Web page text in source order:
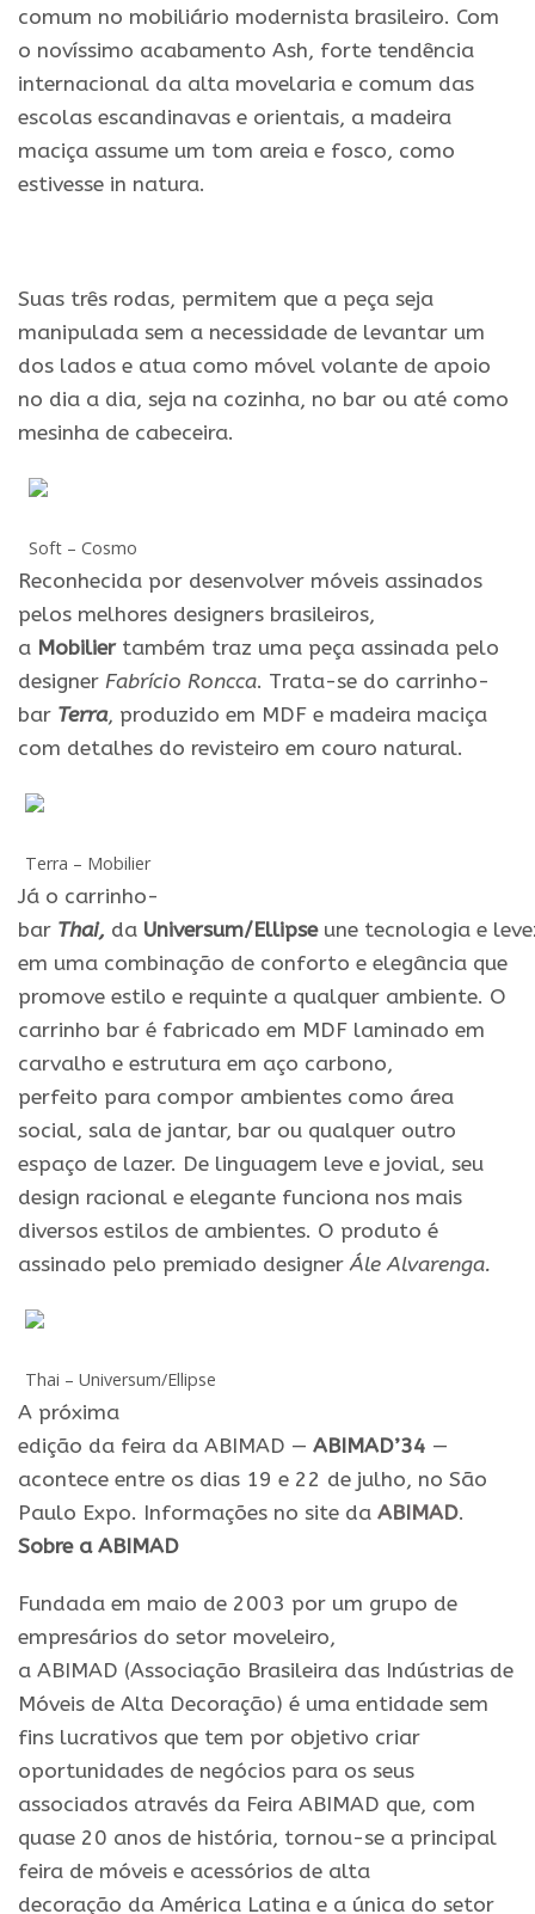
comum no mobiliário modernista brasileiro. Com
o novíssimo acabamento Ash, forte tendência
internacional da alta movelaria e comum das
escolas escandinavas e orientais, a madeira
maciça assume um tom areia e fosco, como
estivesse in natura.
Suas três rodas, permitem que a peça seja
manipulada sem a necessidade de levantar um
dos lados e atua como móvel volante de apoio
no dia a dia, seja na cozinha, no bar ou até como
mesinha de cabeceira.
Soft – Cosmo
Reconhecida por desenvolver móveis assinados
pelos melhores designers brasileiros,
a Mobiliertambém traz uma peça assinada pelo
designer Fabrício Roncca. Trata-se do carrinho-
bar Terra, produzido em MDF e madeira maciça
com detalhes do revisteiro em couro natural.
Terra – Mobilier
Já o carrinho-
bar Thai, da Universum/Ellipseune tecnologia e
em uma combinação de conforto e elegância que
promove estilo e requinte a qualquer ambiente. O
carrinho bar é fabricado em MDF laminado em
carvalho e estrutura em aço carbono,
perfeito para compor ambientes como área
social, sala de jantar, bar ou qualquer outro
espaço de lazer. De linguagem leve e jovial, seu
design racional e elegante funciona nos mais
diversos estilos de ambientes. O produto é
assinado pelo premiado designerÁle Alvarenga.
Thai – Universum/Ellipse
A próxima
edição da feira da ABIMAD — ABIMAD’34 —
acontece entre os dias 19 e 22 de julho, no São
Paulo Expo. Informações no site da ABIMAD.
Sobre aABIMAD
Fundada em maio de 2003 por um grupo de
empresários do setor moveleiro,
a ABIMAD (Associação Brasileira das Indústrias de
Móveis de Alta Decoração) é uma entidade sem
fins lucrativos que tem por objetivo criar
oportunidades de negócios para os seus
associados através da Feira ABIMAD que, com
quase 20 anos de história, tornou-se a principal
feira de móveis e acessórios de alta
decoração da América Latina e a única do setor